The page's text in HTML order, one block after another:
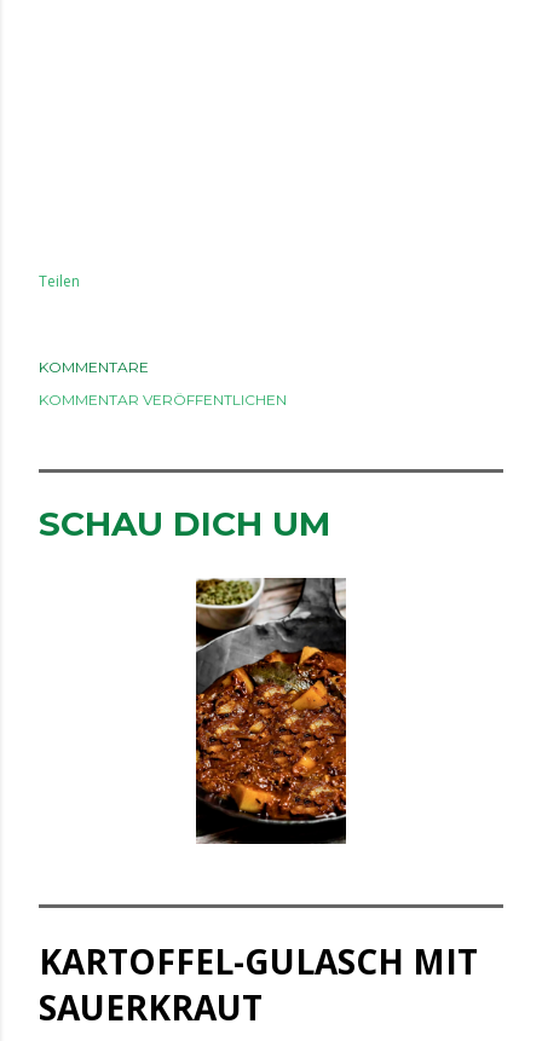
Teilen
KOMMENTARE
KOMMENTAR VERÖFFENTLICHEN
SCHAU DICH UM
KARTOFFEL-GULASCH MIT
SAUERKRAUT